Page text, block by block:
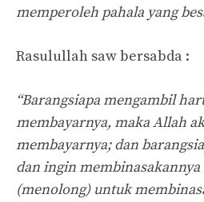
memperoleh pahala yang
Rasulullah saw bersabda :
“Barangsiapa mengambil
membayarnya, maka Allah
membayarnya; dan
dan ingin
(menolong) untuk